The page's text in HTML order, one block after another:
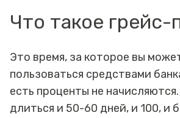
Что такое грейс-
Это время, за которое вы
пользоваться средствами
есть проценты не
длиться и 50-60 дней, и 100, и